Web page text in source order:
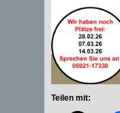
Teilen mit: